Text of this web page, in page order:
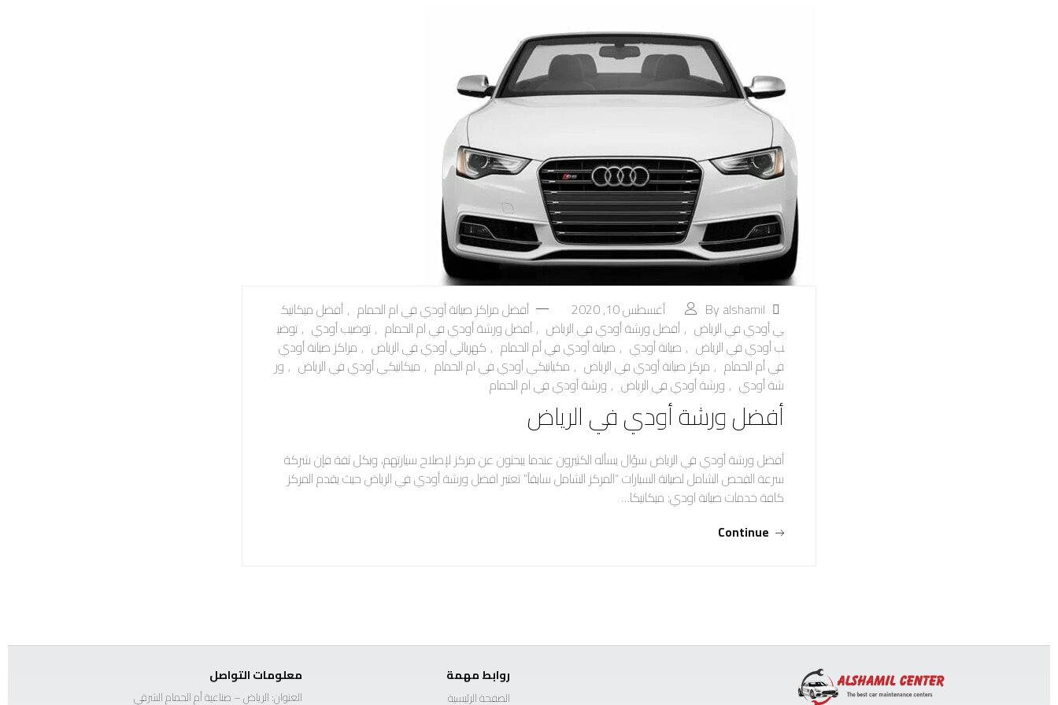
By alshamil أغسطس 10, 2020 أفضل مراكز صيانة أودي في ام الحمام ,أفضل ميكانيك
ي أودي في الرياض ,أفضل ورشة أودي في الرياض ,أفضل ورشة أودي في ام الحمام ,توضيب أودي ,توضي
ب أودي في الرياض , صيانة أودي , صيانة أودي في أم الحمام , كهربائي أودي في الرياض , مراكز صيانة أودي
في أم الحمام , مركز صيانة أودي في الرياض , مكيانيكي أودي في ام الحمام , ميكانيكي أودي في الرياض , ور
شة أودي , ورشة أودي في الرياض , ورشة أودي في ام الحمام
أفضل ورشة أودي في الرياض
أفضل ورشة أودي في الرياض سؤال يسأله الكثيرون عندما يبحثون عن مركز لإصلاح سيارتهم، وبكل ثقة فإن شركة
سرعة الفحص الشامل لصيانة السيارات “المركز الشامل سابقاً” تعتبر افضل ورشة أودي في الرياض حيث يقدم المركز
كافة خدمات صيانة اودي: ميكانيكا…
Continue
روابط مهمة
الصفحة الرئيسية
معلومات التواصل
العنوان: الرياض – صناعية أم الحمام الشرقي